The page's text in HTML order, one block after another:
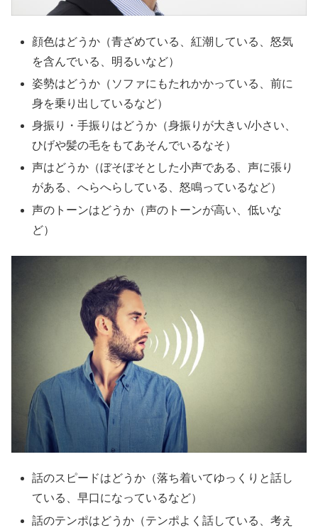
顔色はどうか（青ざめている、紅潮している、怒気
を含んでいる、明るいなど）
姿勢はどうか（ソファにもたれかかっている、前に
身を乗り出しているなど）
身振り・手振りはどうか（身振りが大きい/小さい、
ひげや髪の毛をもてあそんでいるなそ）
声はどうか（ぼそぼそとした小声である、声に張り
がある、へらへらしている、怒鳴っているなど）
声のトーンはどうか（声のトーンが高い、低いな
ど）
話のスピードはどうか（落ち着いてゆっくりと話し
ている、早口になっているなど）
話のテンポはどうか（テンポよく話している、考え